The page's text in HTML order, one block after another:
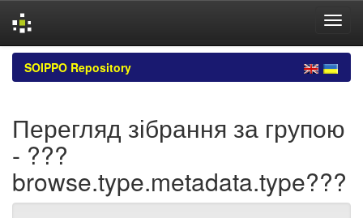
Skip
navigation
SOIPPO Repository
Перегляд зібрання за групою
- ???
browse.type.metadata.type???